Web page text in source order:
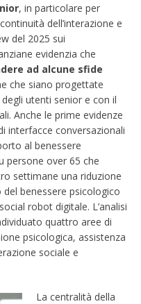
, in particolare per
dell’interazione e
del 2025 sui
evidenzia che
ad alcune sfide
che siano progettate
utenti senior e con il
Anche le prime evidenze
interfacce conversazionali
al benessere
persone over 65 che
settimane una riduzione
benessere psicologico
robot digitale. L’analisi
quattro aree di
psicologica, assistenza
sociale e
La centralità della